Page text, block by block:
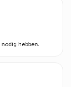
hebben.